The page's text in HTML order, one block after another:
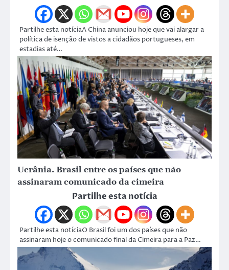
Partilhe esta notíciaA China anunciou hoje que vai alargar a
política de isenção de vistos a cidadãos portugueses, em
estadias até…
Ucrânia. Brasil entre os países que não
assinaram comunicado da cimeira
Partilhe esta notícia
Partilhe esta notíciaO Brasil foi um dos países que não
assinaram hoje o comunicado final da Cimeira para a Paz…